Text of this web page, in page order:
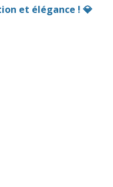
et élégance ! 💎